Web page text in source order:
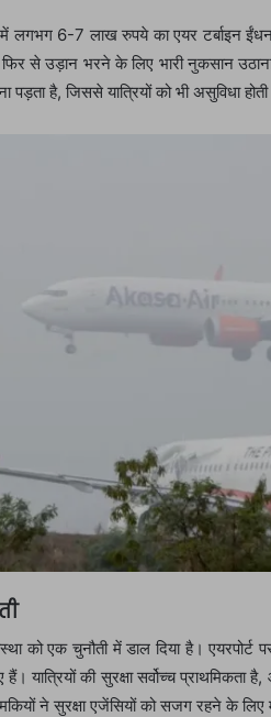
में लगभग 6-7 लाख रुपये का एयर टर्बाइन
से उड़ान भरने के लिए भारी नुकसान
पड़ता है, जिससे यात्रियों को भी असुविधा
को एक चुनौती में डाल दिया है। एयरपोर्ट
की सुरक्षा सर्वोच्च प्राथमिकता है,
ने सुरक्षा एजेंसियों को सजग रहने के लिए